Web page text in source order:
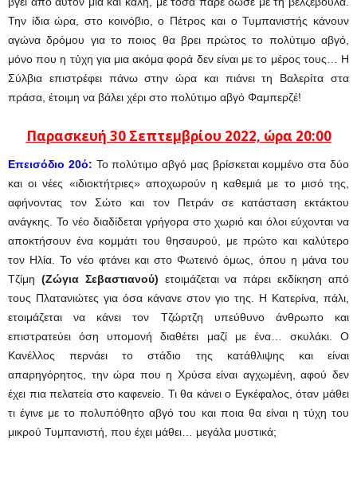
Την ίδια ώρα, στο κοινόβιο, ο Πέτρος και ο Τυμπανιστής κάνουν
αγώνα δρόμου για το ποιος θα βρει πρώτος το πολύτιμο αβγό,
μόνο που η τύχη για μια ακόμα φορά δεν είναι με το μέρος τους… Η
Σύλβια επιστρέφει πάνω στην ώρα και πιάνει τη Βαλερίτα στα
πράσα, έτοιμη να βάλει χέρι στο πολύτιμο αβγό Φαμπερζέ!
Παρασκευή 30 Σεπτεμβρίου 2022, ώρα 20:00
Επεισόδιο 20ό: Το πολύτιμο αβγό μας βρίσκεται κομμένο στα δύο
και οι νέες «ιδιοκτήτριες» αποχωρούν η καθεμιά με το μισό της,
αφήνοντας τον Σώτο και τον Πετράν σε κατάσταση εκτάκτου
ανάγκης. Το νέο διαδίδεται γρήγορα στο χωριό και όλοι εύχονται να
αποκτήσουν ένα κομμάτι του θησαυρού, με πρώτο και καλύτερο
τον Ηλία. Το νέο φτάνει και στο Φωτεινό όμως, όπου η μάνα του
Τζίμη (Ζώγια Σεβαστιανού) ετοιμάζεται να πάρει εκδίκηση από
τους Πλατανιώτες για όσα κάνανε στον γιο της. Η Κατερίνα, πάλι,
ετοιμάζεται να κάνει τον Τζώρτζη υπεύθυνο άνθρωπο και
επιστρατεύει όση υπομονή διαθέτει μαζί με ένα… σκυλάκι. Ο
Κανέλλος περνάει το στάδιο της κατάθλιψης και είναι
απαρηγόρητος, την ώρα που η Χρύσα είναι αγχωμένη, αφού δεν
έχει πια πελατεία στο καφενείο. Τι θα κάνει ο Εγκέφαλος, όταν μάθει
τι έγινε με το πολυπόθητο αβγό του και ποια θα είναι η τύχη του
μικρού Τυμπανιστή, που έχει μάθει… μεγάλα μυστικά;